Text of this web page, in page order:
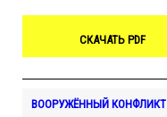
СКАЧАТЬ PDF
ВООРУЖЁННЫЙ КОНФЛИКТ